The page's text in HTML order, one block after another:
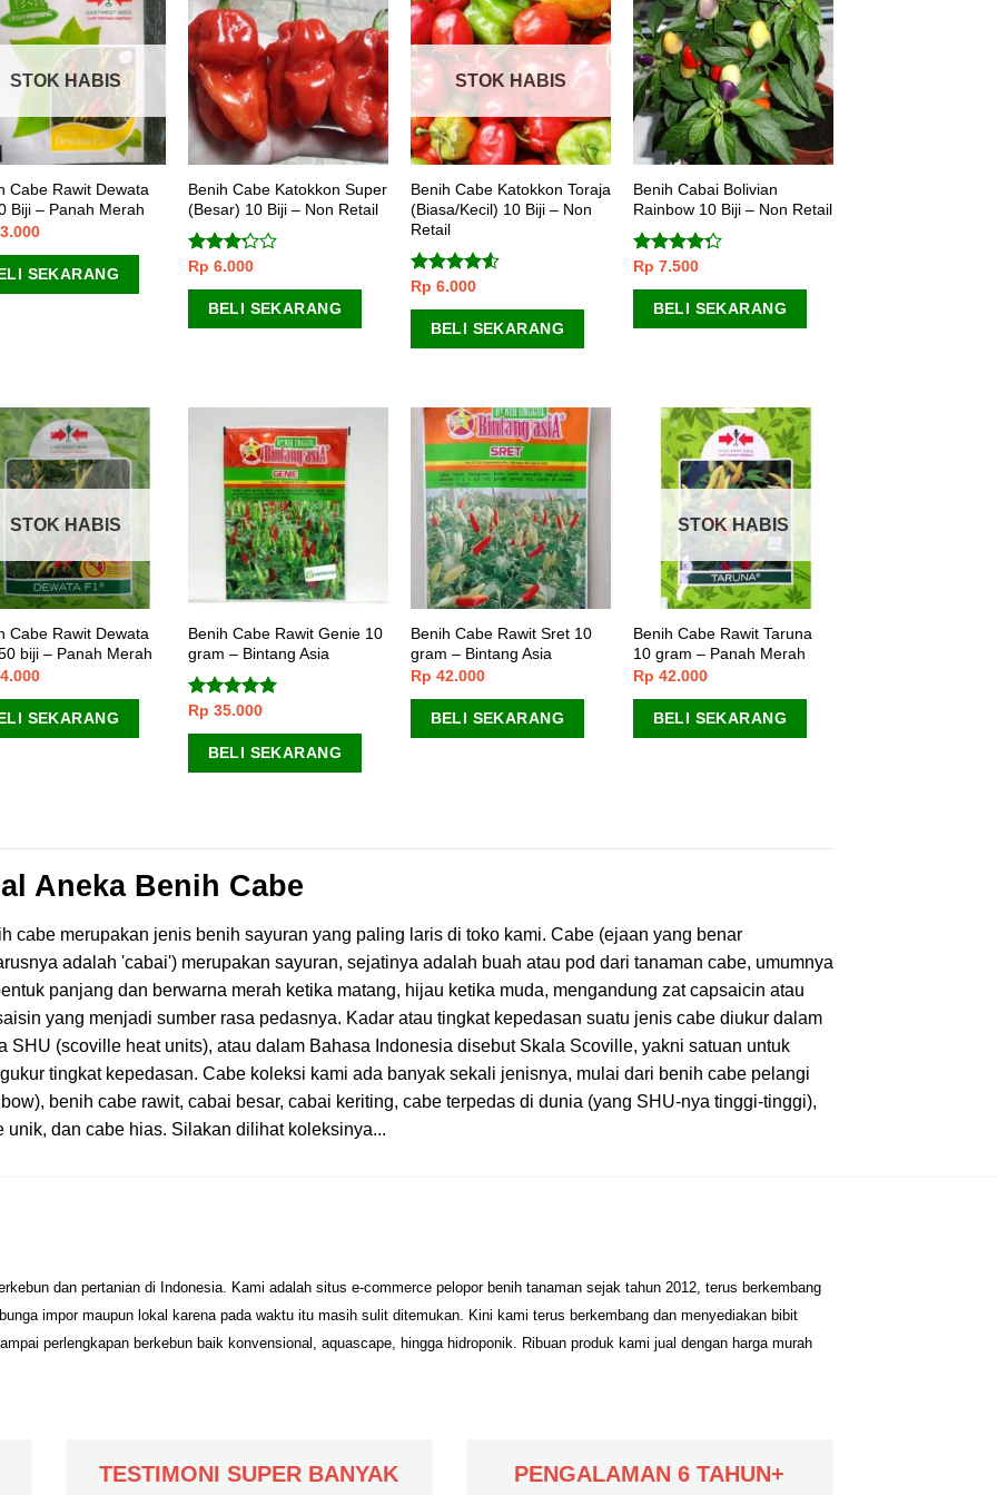
STOK HABIS
Cabe Rawit Dewata
Biji – Panah Merah
SEKARANG
Benih Cabe Katokkon Super
(Besar) 10 Biji – Non Retail
Dinilai
dari 5
Rp 6.000
BELI SEKARANG
STOK HABIS
Benih Cabe Katokkon Toraja
(Biasa/Kecil) 10 Biji – Non
Retail
Dinilai
Rp 6.000
BELI SEKARANG
Benih Cabai Bolivian
Rainbow 10 Biji – Non Retail
Dinilai
Rp 7.500
BELI SEKARANG
STOK HABIS
Cabe Rawit Dewata
biji – Panah Merah
SEKARANG
Benih Cabe Rawit Genie 10
gram – Bintang Asia
Dinilai5.00
Rp 35.000
BELI SEKARANG
Benih Cabe Rawit Sret 10
gram – Bintang Asia
Rp 42.000
BELI SEKARANG
STOK HABIS
Benih Cabe Rawit Taruna
10 gram – Panah Merah
Rp 42.000
BELI SEKARANG
Aneka Benih Cabe
cabe merupakan jenis benih sayuran yang paling laris di toko kami. Cabe (ejaan yang benar
adalah 'cabai') merupakan sayuran, sejatinya adalah buah atau pod dari tanaman cabe, umumnya
panjang dan berwarna merah ketika matang, hijau ketika muda, mengandung zat capsaicin atau
yang menjadi sumber rasa pedasnya. Kadar atau tingkat kepedasan suatu jenis cabe diukur dalam
SHU (scoville heat units), atau dalam Bahasa Indonesia disebut Skala Scoville, yakni satuan untuk
tingkat kepedasan. Cabe koleksi kami ada banyak sekali jenisnya, mulai dari benih cabe pelangi
benih cabe rawit, cabai besar, cabai keriting, cabe terpedas di dunia (yang SHU-nya tinggi-tinggi),
unik, dan cabe hias. Silakan dilihat koleksinya...
dan pertanian di Indonesia. Kami adalah situs e-commerce pelopor benih tanaman sejak tahun 2012, terus berkembang
impor maupun lokal karena pada waktu itu masih sulit ditemukan. Kini kami terus berkembang dan menyediakan bibit
perlengkapan berkebun baik konvensional, aquascape, hingga hidroponik. Ribuan produk kami jual dengan harga murah
TESTIMONI SUPER BANYAK PENGALAMAN 6 TAHUN+